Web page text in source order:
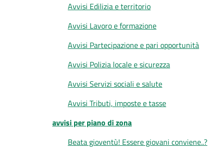
Avvisi Edilizia e territorio
Avvisi Lavoro e formazione
Avvisi Partecipazione e pari opportunità
Avvisi Polizia locale e sicurezza
Avvisi Servizi sociali e salute
Avvisi Tributi, imposte e tasse
avvisi per piano di zona
Beata gioventù! Essere giovani conviene..?